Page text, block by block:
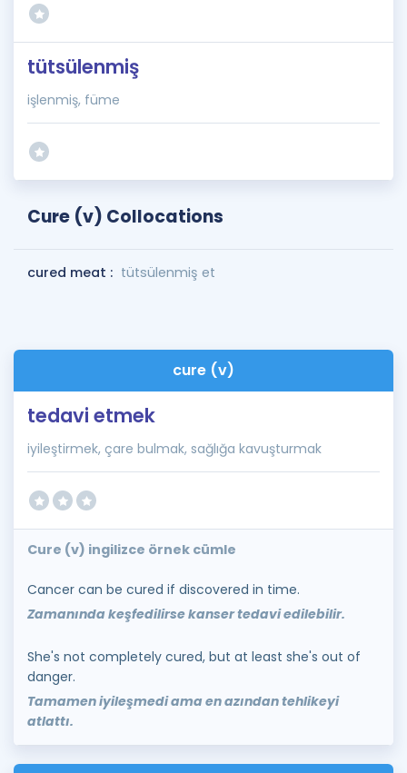
tütsülenmiş
işlenmiş, füme
Cure (v) Collocations
cured meat : tütsülenmiş et
cure (v)
tedavi etmek
iyileştirmek, çare bulmak, sağlığa kavuşturmak
Cure (v) ingilizce örnek cümle
Cancer can be cured if discovered in time.
Zamanında keşfedilirse kanser tedavi edilebilir.
She's not completely cured, but at least she's out of
danger.
Tamamen iyileşmedi ama en azından tehlikeyi
atlattı.